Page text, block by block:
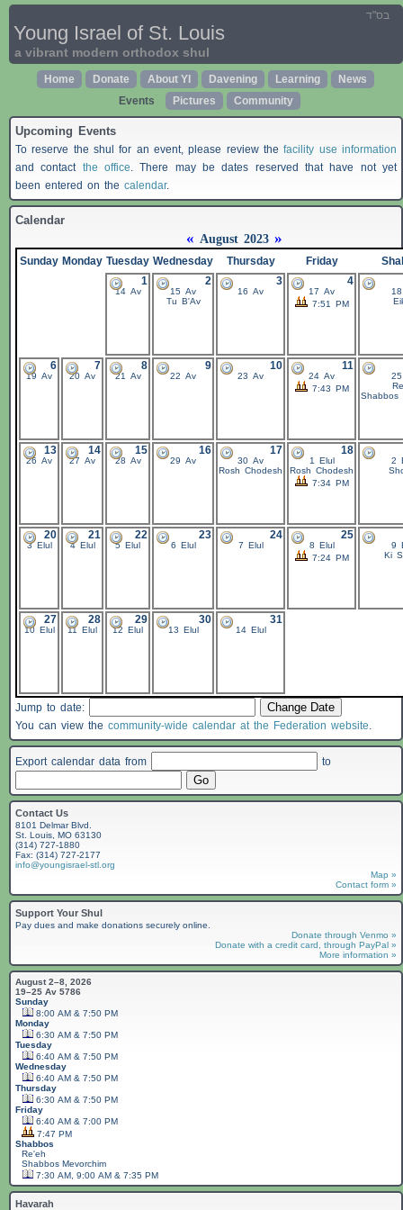
בס"ד
Young Israel of St. Louis
a vibrant modern orthodox shul
Home Donate About YI Davening Learning
News
Events
Pictures Community
Upcoming Events
To reserve the shul for an event, please review thefacility use information
and contact the office. There may be dates reserved that have not yet
been entered on the calendar.
Calendar
« August 2023 »
Sunday Monday Tuesday Wednesday Thursday Friday
1
14 Av
2
15 Av
Tu B'Av
3
16 Av
4
17 Av
7:51 PM
6
19 Av
7
20 Av
8
21 Av
9
22 Av
10
23 Av
11
24 Av
7:43 PM
Shabbos
13
26 Av
14
27 Av
15
28 Av
16
29 Av
17
30 Av
Rosh Chodesh
18
1 Elul
Rosh Chodesh
7:34 PM
2
20
3 Elul
21
4 Elul
22
5 Elul
23
6 Elul
24
7 Elul
25
8 Elul
7:24 PM
9
Ki
27
10 Elul
28
11 Elul
29
12 Elul
30
13 Elul
31
14 Elul
Jump to date:
You can view the community-wide calendar at the Federation website.
Export calendar data from to
Contact Us
8101 Delmar Blvd.
St. Louis, MO 63130
(314) 727-1880
Fax: (314) 727-2177
info@youngisrael-stl.org
Map »
Contact form »
Support Your Shul
Pay dues and make donations securely online.
Donate through Venmo »
Donate with a credit card, through PayPal »
More information »
August 2–8, 2026
19–25 Av 5786
Sunday
8:00 AM & 7:50 PM
Monday
6:30 AM & 7:50 PM
Tuesday
6:40 AM & 7:50 PM
Wednesday
6:40 AM & 7:50 PM
Thursday
6:30 AM & 7:50 PM
Friday
6:40 AM & 7:00 PM
7:47 PM
Shabbos
Re'eh
ShabbosMevorchim
7:30 AM, 9:00 AM & 7:35 PM
Havarah